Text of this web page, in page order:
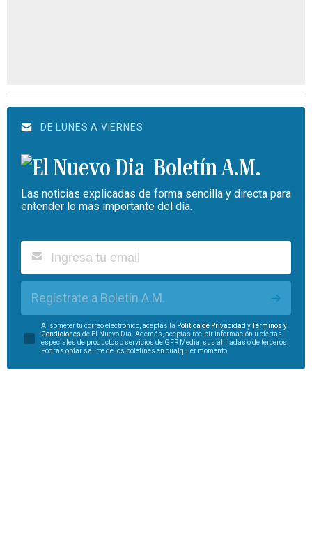
DE LUNES A VIERNES
Boletín A.M.
Las noticias explicadas de forma sencilla y directa para
entender lo más importante del día.
Regístrate a Boletín A.M.
Al someter tu correo electrónico, aceptas la Política de Privacidad y
Términos y
Condiciones de El Nuevo Día. Además, aceptas recibir información u ofertas
especiales de productos o servicios de GFR Media, sus afiliadas o de terceros.
Podrás optar salirte de los boletines en cualquier momento.